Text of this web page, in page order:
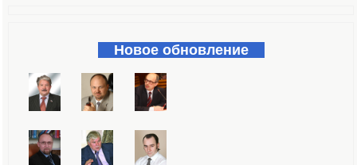
Новое обновление